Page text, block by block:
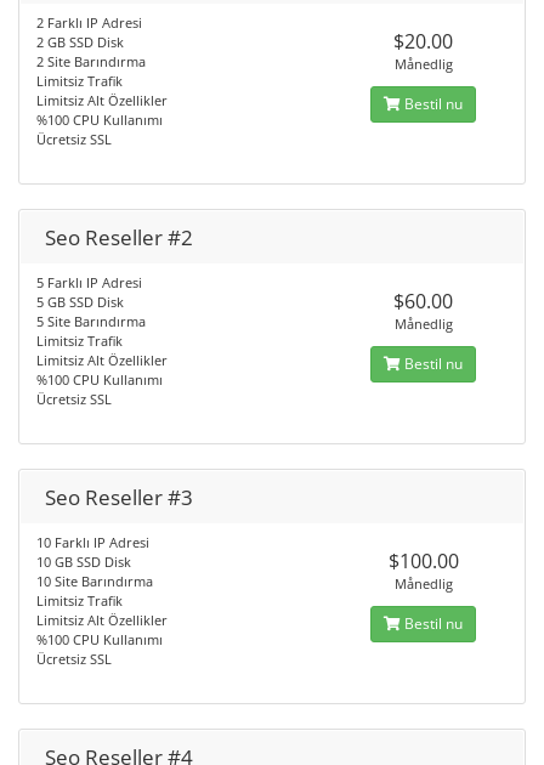
2 Farklı IP Adresi
2 GB SSD Disk
2 Site Barındırma
Limitsiz Trafik
Limitsiz Alt Özellikler
%100 CPU Kullanımı
Ücretsiz SSL
$20.00
Månedlig
Bestil nu
Seo Reseller #2
5 Farklı IP Adresi
5 GB SSD Disk
5 Site Barındırma
Limitsiz Trafik
Limitsiz Alt Özellikler
%100 CPU Kullanımı
Ücretsiz SSL
$60.00
Månedlig
Bestil nu
Seo Reseller #3
10 Farklı IP Adresi
10 GB SSD Disk
10 Site Barındırma
Limitsiz Trafik
Limitsiz Alt Özellikler
%100 CPU Kullanımı
Ücretsiz SSL
$100.00
Månedlig
Bestil nu
Seo Reseller #4